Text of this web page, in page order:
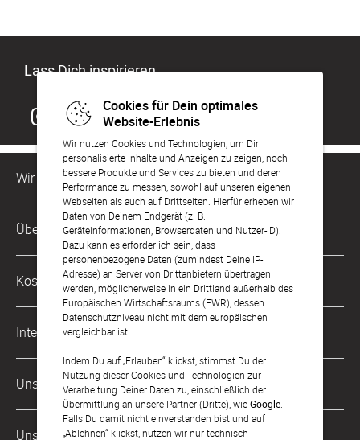
Cookies für Dein optimales
Website-Erlebnis
Wir nutzen Cookies und Technologien, um Dir
personalisierte Inhalte und Anzeigen zu zeigen, noch
bessere Produkte und Services zu bieten und deren
Performance zu messen, sowohl auf unseren eigenen
Webseiten als auch auf Drittseiten. Hierfür erheben wir
Daten von Deinem Endgerät (z. B.
Geräteinformationen, Browserdaten und Nutzer-ID).
Dazu kann es erforderlich sein, dass
personenbezogene Daten (zumindest Deine IP-
Adresse) an Server von Drittanbietern übertragen
werden, möglicherweise in ein Drittland außerhalb des
Europäischen Wirtschaftsraums (EWR), dessen
Datenschutzniveau nicht mit dem europäischen
vergleichbar ist.
Indem Du auf „Erlauben“ klickst, stimmst Du der
Nutzung dieser Cookies und Technologien zur
Verarbeitung Deiner Daten zu, einschließlich der
Übermittlung an unsere Partner (Dritte), wieGoogle
Falls Du damit nicht einverstanden bist und auf
„Ablehnen“ klickst, nutzen wir nur technisch
Lass Dich inspirieren
Wir sind für Dich da
Kundenservice-Hotline
0221 956 725 10
Mo. - Fr. von 9 bis 17 Uhr
kontakt@sendmoments.de
Über Uns
Philosophie
Karriere
Impressum
AGB & Widerrufsrecht
Zahlung & Versand
Datenschutz
Kostenlose Services
Musterkarten
Digitale Gästelisten
FAQ & Hilfe
International
Österreich
Schweiz
Frankreich
Unsere Zahlungsarten
Unsere Partner